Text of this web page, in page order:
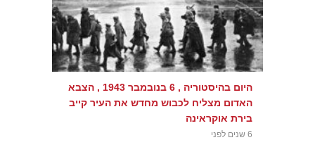
היום בהיסטוריה , 6 בנובמבר 1943 , הצבא
האדום מצליח לכבוש מחדש את העיר קייב
בירת אוקראינה
6 שנים לפני